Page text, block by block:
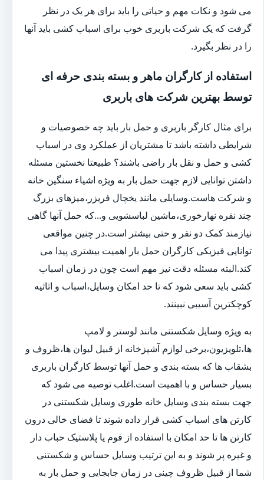
می شود و نکات مهم و حیاتی را باید برای هر یک در نظر
گرفت که یک شرکت باربری خوب برای اسباب کشی باید آنها
را در نظر بگیرد.
استفاده از کارگران ماهر و بسته بندی حرفه ای
توسط بهترین شرکت های باربری
برای مثال کارگر باربری و حمل بار باید چه خصوصیات و
شرایطی داشته باشد تا مشتریان از عملکرد وی در اسباب
کشی و حمل و نقل بار راضی باشند؟ طبیعتا نخستین مسئله
داشتن توانایی لازم جهت حمل بار به ویژه اشیاء سنگین خانه
و شرکت هاست.وسایلی مانند یخچال فریزر،میزهای بزرگ
چند نفره نهارخوری،ماشین لباسشویی و...که حمل آنها گاهی
نیازمند کمک دو نفر و حتی بیشتر است.در چنین مواقعی
توانایی فیزیکی کارگران حمل بار اهمیت بیشتری پیدا می
کند.البته مسئله دقت نیز مهم است چون در زمان اسباب
کشی باید سعی شود که تا حد امکان وسایل،اسباب و اثاثیه
کوچکترین آسیبی نبینند.
به ویژه وسایل شکستنی مانند لوستر و لامپ
ها،تلویزیون،برخی لوازم آشپزخانه از قبیل لیوان ها،ظروف و
بشقاب ها که بسته بندی و حمل آنها توسط کارگران باربری
بسیار حساس و با اهمیت است.اغلب توصیه می شود که
جهت بسته بندی وسایل خانه طوری وسایل شکستنی در
کارتن های اسباب کشی قرار داده شوند تا فضای خالی درون
کارتن ها تا حد امکان با استفاده از فوم یا پلاستیک حباب دار
و غیره پر شوند و به این ترتیب وسایل حساس و شکستنی
شما از قبیل ظروف چینی در زمان جابجایی و حمل بار به